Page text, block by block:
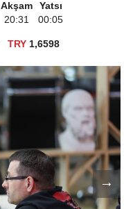
Akşam
Yatsı
20:31 00:05
TRY1,6598
→